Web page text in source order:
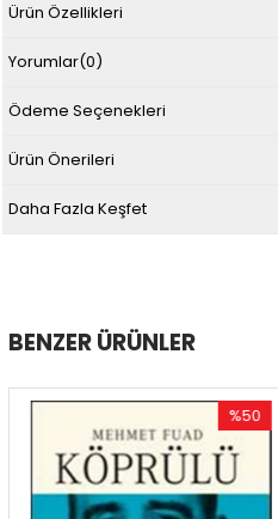
Ürün Özellikleri
Yorumlar(0)
Ödeme Seçenekleri
Ürün Önerileri
Daha Fazla Keşfet
BENZER ÜRÜNLER
%50
İndirim